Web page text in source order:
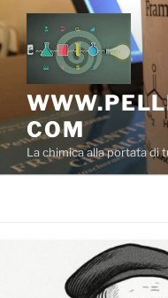
Salta
al
contenuto
COM
La chimica alla portata di